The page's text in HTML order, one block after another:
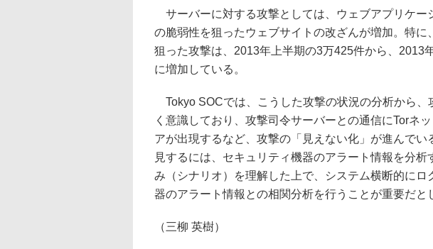
サーバーに対する攻撃としては、ウェブアプリケー
の脆弱性を狙ったウェブサイトの改ざんが増加。特に
狙った攻撃は、2013年上半期の3万425件から、2013
に増加している。
Tokyo SOCでは、こうした攻撃の状況の分析から、
く意識しており、攻撃司令サーバーとの通信にTorネ
アが出現するなど、攻撃の「見えない化」が進んでい
見するには、セキュリティ機器のアラート情報を分析
み（シナリオ）を理解した上で、システム横断的にロ
器のアラート情報との相関分析を行うことが重要だと
（三柳 英樹）